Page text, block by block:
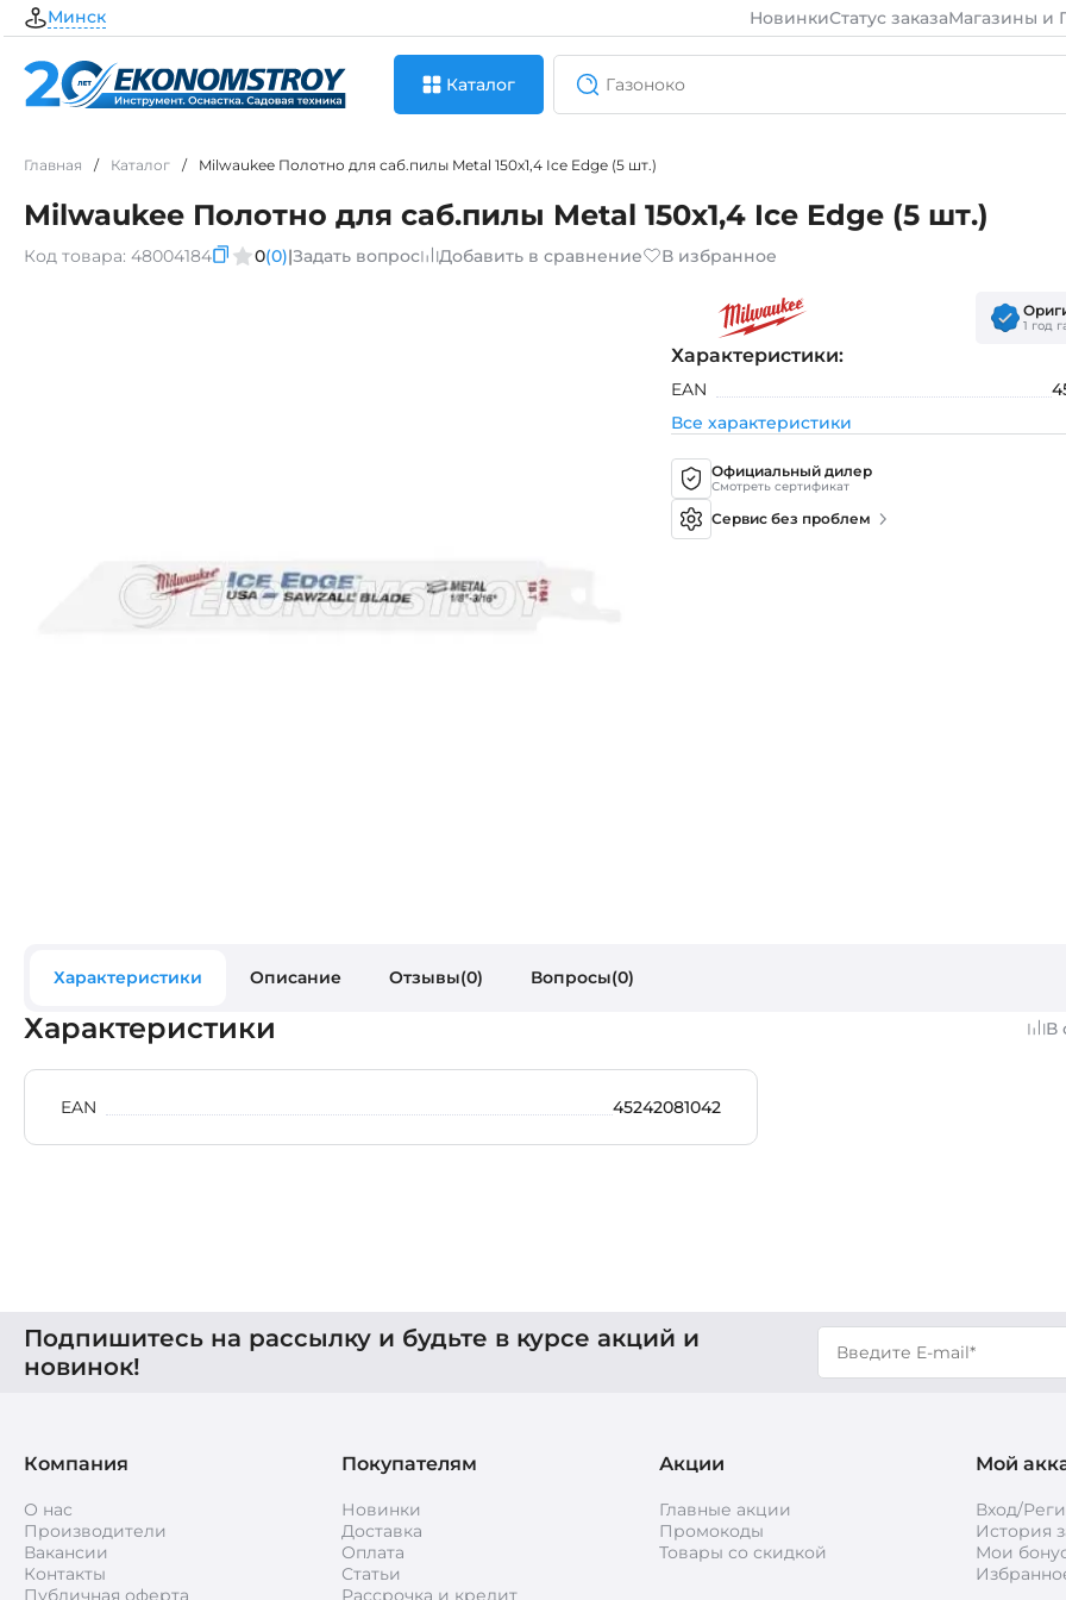
Минск НовинкиСтатус заказаМагазины и
Каталог
Главная / Каталог / Milwaukee Полотно для саб.пилы Metal 150х1,4 Ice Edge (5 шт.)
Milwaukee Полотно для саб.пилы Metal 150х1,4 Ice Edge (5 шт.)
Код товара: 48004184 0(0)|Задать вопрос Добавить в сравнение В избранное
1 год
Характеристики:
EAN
Все характеристики
Официальный дилер
Смотреть сертификат
Сервис без проблем
Характеристики Описание Отзывы(0) Вопросы(0)
Характеристики В
EAN 45242081042
Подпишитесь на рассылку и будьте в курсе акций и
новинок!
Компания
О нас
Производители
Вакансии
Контакты
Публичная оферта
Покупателям
Новинки
Доставка
Оплата
Статьи
Рассрочка и кредит
Акции
Главные акции
Промокоды
Товары со скидкой
Мой
Вход/
История
Мои